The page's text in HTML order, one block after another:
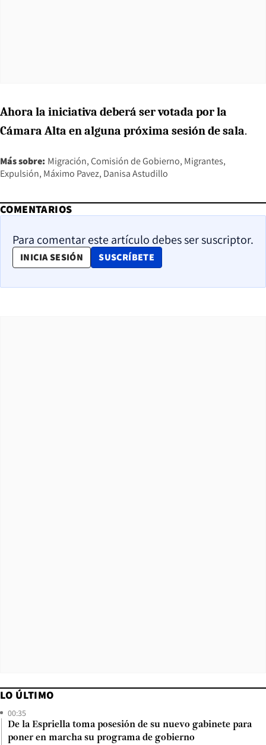
Ahora la iniciativa deberá ser votada por la
Cámara Alta en alguna próxima sesión de sala.
Más sobre: Migración Comisión de Gobierno Migrantes
Expulsión Máximo Pavez Danisa Astudillo
COMENTARIOS
Para comentar este artículo debes ser suscriptor.
INICIA SESIÓN SUSCRÍBETE
OPENS IN NEW WINDOW
LO ÚLTIMO
00:35
De la Espriella toma posesión de su nuevo gabinete para
poner en marcha su programa de gobierno